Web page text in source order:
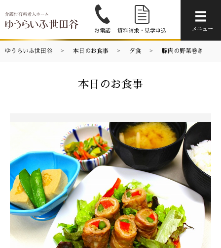
お電話 資料請求・見学申込 メニュー
ゆうらいふ世田谷 本日のお食事 夕食 豚肉の野菜巻き
本日のお食事